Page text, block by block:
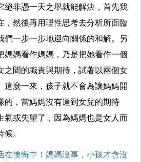
絕非憑一天之舉就能解決，首先我
，然後再用理性思考去分析所面臨
們一步一步地迎向關係的和解。另
媽媽看作媽媽，乃是把她看作一個
之間的職責與期待，試著以兩個女
這麼一來，孩子就不會為讓媽媽開
的，當媽媽沒有達到女兒的期待
氣或失望了，因為媽媽也是女人而
。
在懊悔中！媽媽沒事，小孩才會沒